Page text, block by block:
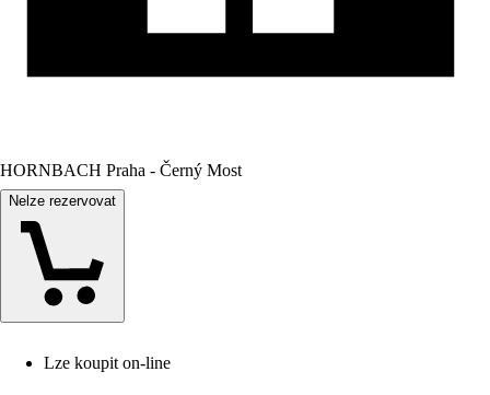
HORNBACH Praha - Černý Most
Nelze rezervovat
Lze koupit on-line